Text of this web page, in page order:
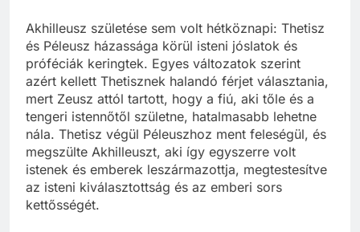
Akhilleusz születése sem volt hétköznapi: Thetisz
és Péleusz házassága körül isteni jóslatok és
próféciák keringtek. Egyes változatok szerint
azért kellett Thetisznek halandó férjet választania,
mert Zeusz attól tartott, hogy a fiú, aki tőle és a
tengeri istennőtől születne, hatalmasabb lehetne
nála. Thetisz végül Péleuszhoz ment feleségül, és
megszülte Akhilleuszt, aki így egyszerre volt
istenek és emberek leszármazottja, megtestesítve
az isteni kiválasztottság és az emberi sors
kettősségét.